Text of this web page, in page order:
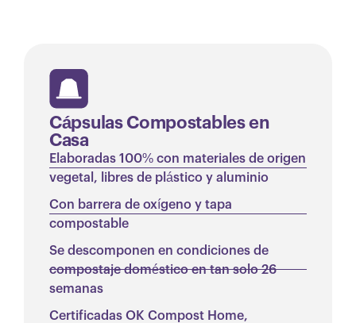
Cápsulas Compostables en
Casa
Elaboradas 100% con materiales de origen
vegetal, libres de plástico y aluminio
Con barrera de oxígeno y tapa
compostable
Se descomponen en condiciones de
compostaje doméstico en tan solo 26
semanas
Certificadas OK Compost Home,